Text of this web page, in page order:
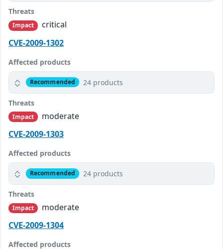
Threats
Impact
critical
CVE-2009-1302
Affected products
Recommended 24 products
Threats
Impact
moderate
CVE-2009-1303
Affected products
Recommended 24 products
Threats
Impact
moderate
CVE-2009-1304
Affected products